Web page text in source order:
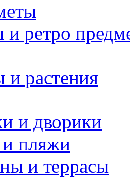
и ретро
и растения
и дворики
пляжи
и террасы